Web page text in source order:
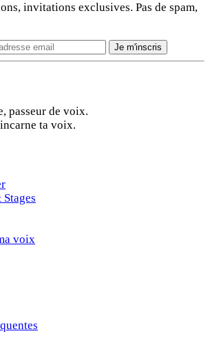
invitations exclusives. Pas de spam,
Je m'inscris
passeur de voix.
ta voix.
voix